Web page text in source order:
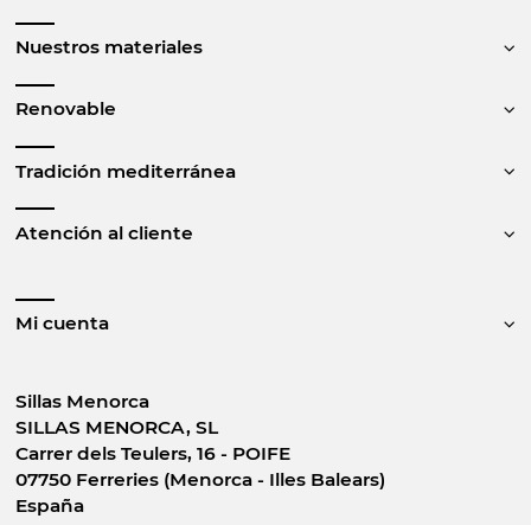
Nuestros materiales
Renovable
Tradición mediterránea
Atención al cliente
Mi cuenta
Sillas Menorca
SILLAS MENORCA, SL
Carrer dels Teulers, 16 - POIFE
07750 Ferreries (Menorca - Illes Balears)
España